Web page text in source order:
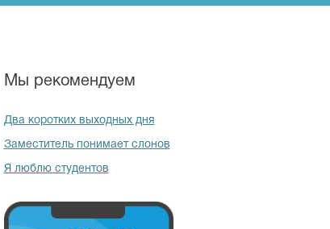
Мы рекомендуем
Два коротких выходных дня
Заместитель понимает слонов
Я люблю студентов